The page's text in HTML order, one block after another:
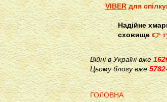
VIBERдля
Надійне
сховище👉
Війні в Україні вже
Цьому блогу вже 5782
ГОЛОВНА